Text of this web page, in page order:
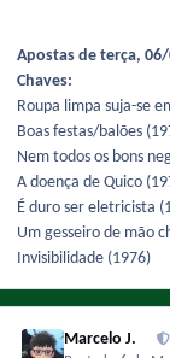
Apostas de terça,
Chaves:
Roupa limpa suja-se
Boas festas/balões
Nem todos os bons
A doença de Quico
É duro ser eletricista
Um gesseiro de mão
Invisibilidade (1976)
Marcelo J.